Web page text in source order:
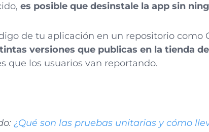
es posible que desinstale la app sin
de tu aplicación en un repositorio como
versiones que publicas en la tienda
que los usuarios van reportando.
¿Qué son las pruebas unitarias y cómo